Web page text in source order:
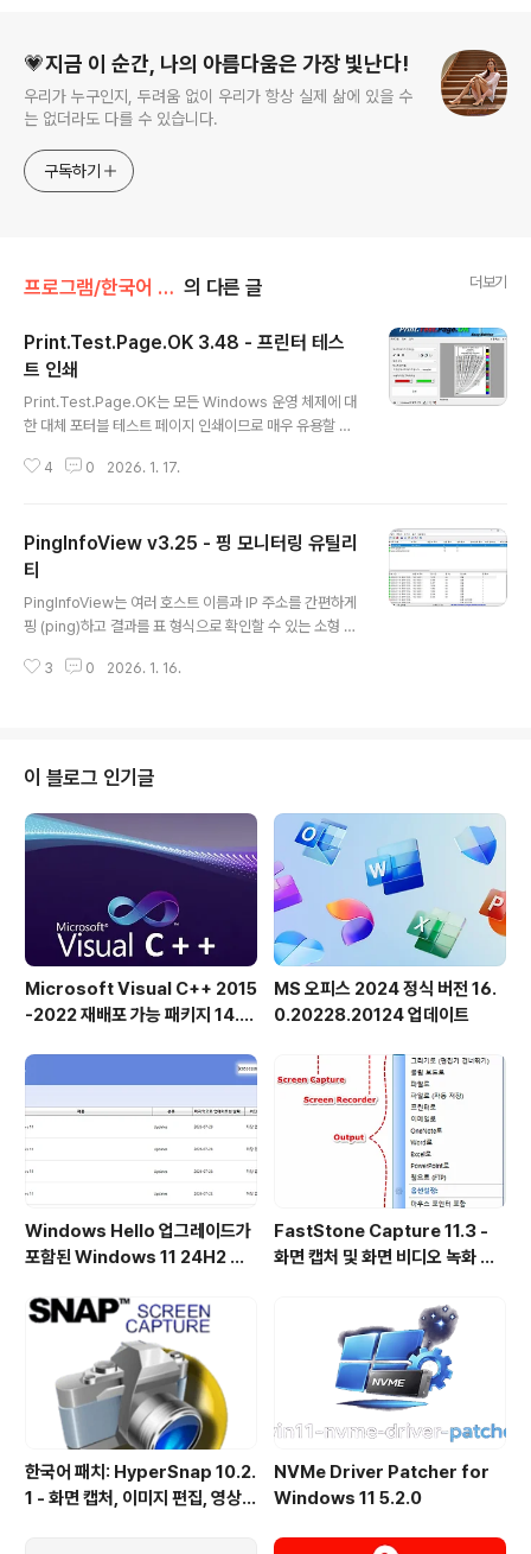
💗지금 이 순간, 나의 아름다움은 가장 빛난다!
우리가 누구인지, 두려움 없이 우리가 항상 실제 삶에 있을 수
는 없더라도 다를 수 있습니다.
구독하기
프로그램/한국어 패치 의 다른 글 더보기
Print.Test.Page.OK 3.48 - 프린터 테스
트 인쇄
Print.Test.Page.OK는 모든 Windows 운영 체제에 대
한 대체 포터블 테스트 페이지 인쇄이므로 매우 유용할 수
며 인쇄 기술과 관련된 뛰어난 IT 전문 지식이나 전문 지식
우 중요합니다. 결함이 있는 프린터의 경우 기존 보증 기간
이 만료될 때까지 너무 오래 기다리지 마십시오. 이는 값비
싼 프린터에만 중요한 문제가 아닙니다! Print.Test.Pag
e.OK의 주요 기능◆ 테스트 페이지 출력◆ 인쇄 테스트
로 Windows 컬러 팔레트◆ 사용자 정의 가능한 그라디
언트 테스트◆ 인쇄 품질을 간접적으로 향상시킵니다다른
4 0 2026. 1. 17.
PingInfoView v3.25 - 핑 모니터링 유틸리
티
PingInfoView는 여러 호스트 이름과 IP 주소를 간편하게
핑 (ping)하고 결과를 표 형식으로 확인할 수 있는 소형 유
동으로 핑을 보내고, 성공 및 실패 횟수와 평균 핑 시간을
3 0 2026. 1. 16.
이 블로그 인기글
Microsoft Visual C++ 2015
-2022 재배포 가능 패키지 14.5
MS 오피스 2024 정식 버전 16.
0.20228.20124 업데이트
Windows Hello 업그레이드가
포함된 Windows 11 24H2 및
출시
FastStone Capture 11.3 -
화면 캡처 및 화면 비디오 녹화 도
한국어 패치: HyperSnap 10.2.
1 - 화면 캡처, 이미지 편집, 영상
NVMe Driver Patcher for
Windows 11 5.2.0